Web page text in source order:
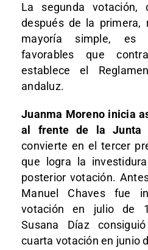
La segunda votación,
después de la primera,
mayoría simple, es
favorables que
establece el
andaluz.
Juanma Moreno inicia
al frente de la Junta
convierte en el tercer
que logra la
posterior votación.
Manuel Chaves fue
votación en julio de
Susana Díaz
cuarta votación en junio